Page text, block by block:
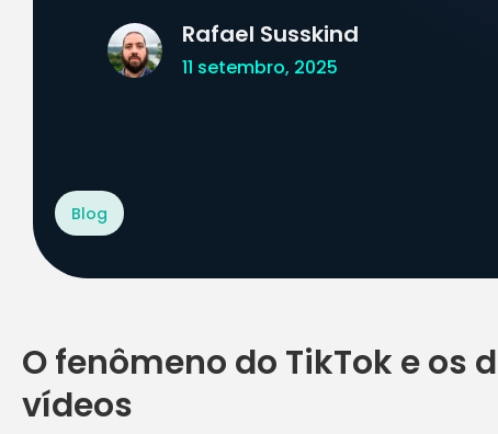
Rafael Susskind
11 setembro, 2025
Blog
O fenômeno do TikTok e os
vídeos